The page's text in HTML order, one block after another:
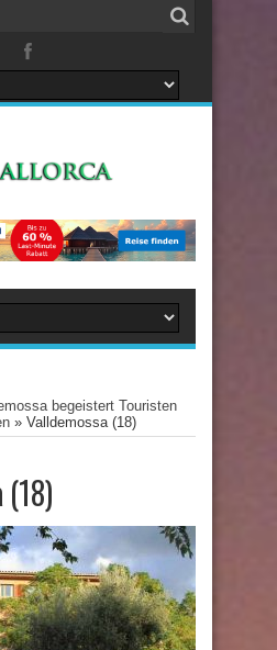
begeistert Touristen
» Valldemossa (18)
(18)